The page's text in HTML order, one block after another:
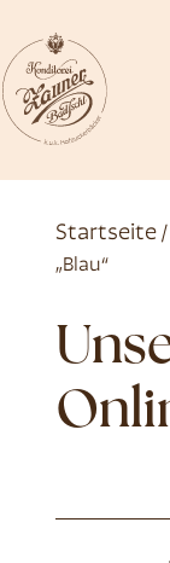
Startseite/
„Blau“